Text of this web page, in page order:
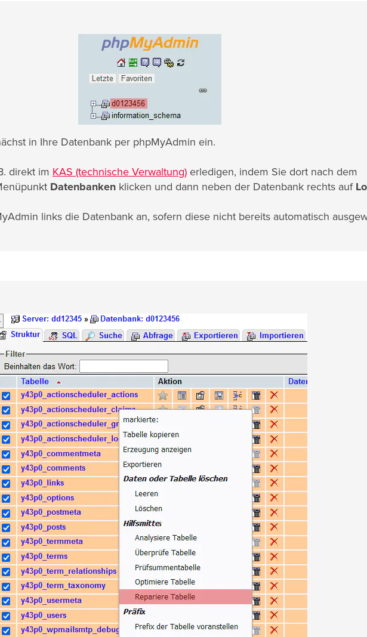
in Ihre Datenbank per phpMyAdmin ein.
direkt im KAS (technische Verwaltung) erledigen, indem Sie dort nach dem
Datenbanken klicken und dann neben der Datenbank rechts auf
links die Datenbank an, sofern diese nicht bereits automatisch